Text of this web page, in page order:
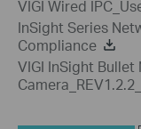
VIGI Wired
InSight Series
Compliance
VIGI InSight Bullet